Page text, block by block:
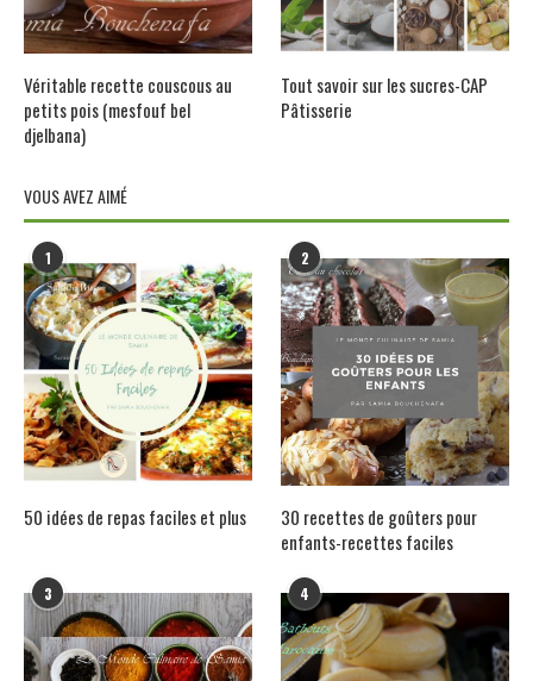
Véritable recette couscous au
petits pois (mesfouf bel
djelbana)
Tout savoir sur les sucres-CAP
Pâtisserie
VOUS AVEZ AIMÉ
1
50 idées de repas faciles et plus
2
30 recettes de goûters pour
enfants-recettes faciles
3 4